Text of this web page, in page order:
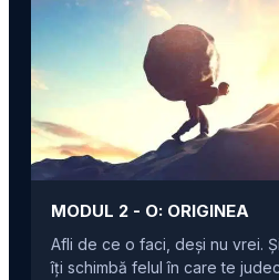
MODUL 2 - O: ORIGINEA
Afli de ce o faci, deși nu vrei.
îți schimbă felul în care te